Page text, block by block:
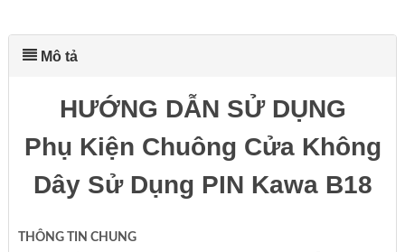
Mô tả
HƯỚNG DẪN SỬ DỤNG
Phụ Kiện Chuông Cửa Không
Dây Sử Dụng PIN Kawa B18
THÔNG TIN CHUNG